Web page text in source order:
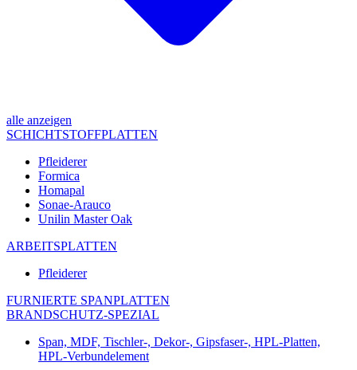
alle anzeigen
SCHICHTSTOFFPLATTEN
Pfleiderer
Formica
Homapal
Sonae-Arauco
Unilin Master Oak
ARBEITSPLATTEN
Pfleiderer
FURNIERTE SPANPLATTEN
BRANDSCHUTZ-SPEZIAL
Span, MDF, Tischler-, Dekor-, Gipsfaser-, HPL-Platten,
HPL-Verbundelement